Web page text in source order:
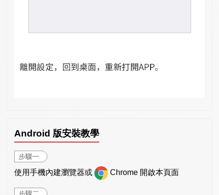
Android 版安裝教學
步驟一
使用手機內建瀏覽器或 Chrome 開啟本頁面
步驟二